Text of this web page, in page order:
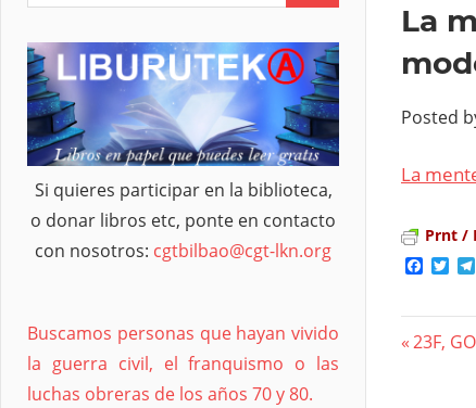
La
Posted
La
Prnt /
23F,
Si quieres participar en la biblioteca,
o donar libros etc, ponte en contacto
con nosotros: cgtbilbao@cgt-lkn.org
Buscamos personas que hayan vivido
la guerra civil, el franquismo o las
luchas obreras de los años 70 y 80.